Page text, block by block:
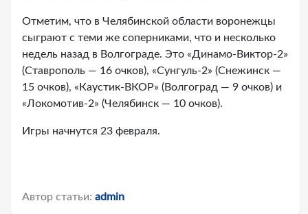
Отметим, что в Челябинской области воронежцы
сыграют с теми же соперниками, что и несколько
недель назад в Волгограде. Это «Динамо-Виктор-2»
(Ставрополь — 16 очков), «Сунгуль-2» (Снежинск —
15 очков), «Каустик-ВКОР» (Волгоград — 9 очков) и
«Локомотив-2» (Челябинск — 10 очков).
Игры начнутся 23 февраля.
Автор статьи: admin